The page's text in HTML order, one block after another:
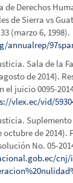
Derechos
de Sierra vs
(marzo 6, 1998).
annualrep/
Sala de la
de 2014).
el juicio 0095-
vlex.ec/vid/
octubre de 2014).
No. 05-